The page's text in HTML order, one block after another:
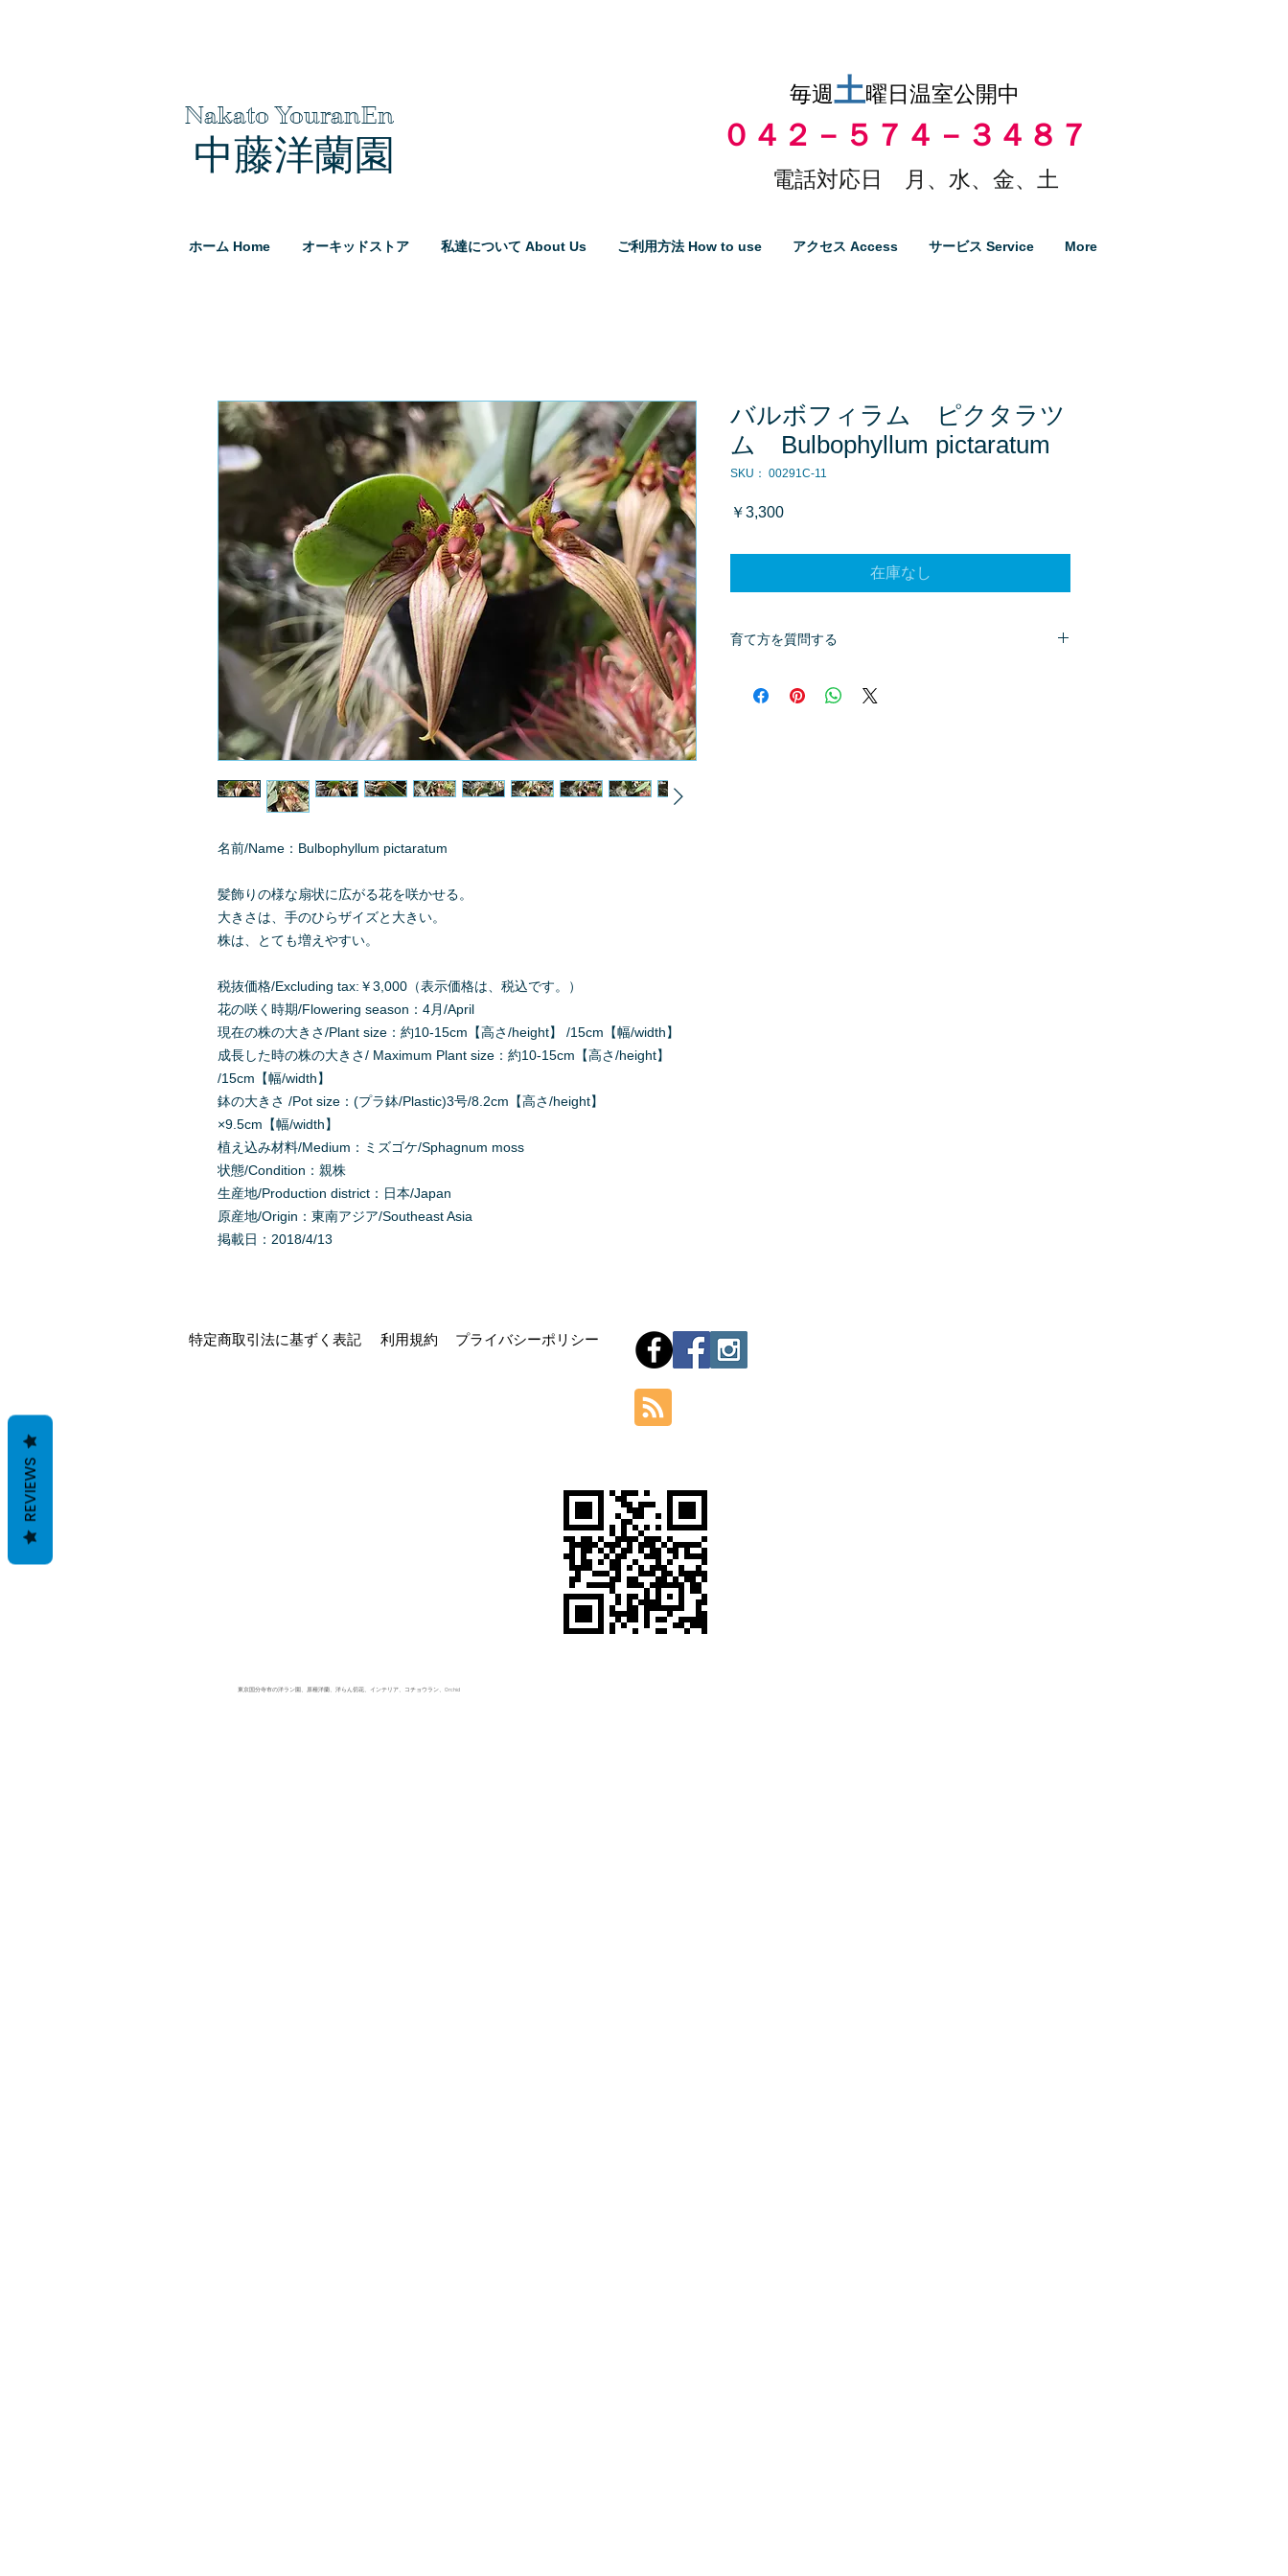
Nakato YouranEn
中藤洋蘭園
毎週土曜日温室公開中
０４２－５７４－３４８７
電話対応日 月、水、金、土
ホーム Home オーキッドストア 私達について About Us ご利用方法 How to use アクセス Access サービス Service More
名前/Name：Bulbophyllum pictaratum
髪飾りの様な扇状に広がる花を咲かせる。
大きさは、手のひらザイズと大きい。
株は、とても増えやすい。
税抜価格/Excluding tax:￥3,000（表示価格は、税込です。）
花の咲く時期/Flowering season：4月/April
現在の株の大きさ/Plant size：約10-15cm【高さ/height】 /15cm【幅/width】
成長した時の株の大きさ/ Maximum Plant size：約10-15cm【高さ/height】
/15cm【幅/width】
鉢の大きさ /Pot size：(プラ鉢/Plastic)3号/8.2cm【高さ/height】
×9.5cm【幅/width】
植え込み材料/Medium：ミズゴケ/Sphagnum moss
状態/Condition：親株
生産地/Production district：日本/Japan
原産地/Origin：東南アジア/Southeast Asia
掲載日：2018/4/13
バルボフィラム ピクタラツ
ム Bulbophyllum pictaratum
SKU： 00291C-11
￥3,300価
在庫なし
育て方を質問する
※質問へのお返事は、商品欄に掲載されます。
特定商取引法に基ずく表記 利用規約 プライバシーポリシー
東京国分寺市の洋ラン園、原種洋蘭、洋らん切花、インテリア、コチョウラン、Orchid
REVIEWS